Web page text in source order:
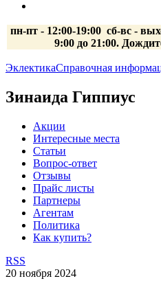
пн-пт - 12:00-19:00 сб-вс -
9:00 до 21:00.
ЭклектикаСправочная
Зинаида Гиппиус
Акции
Интересные места
Статьи
Вопрос-ответ
Отзывы
Прайс листы
Партнеры
Агентам
Политика
Как купить?
RSS
20 ноября 2024